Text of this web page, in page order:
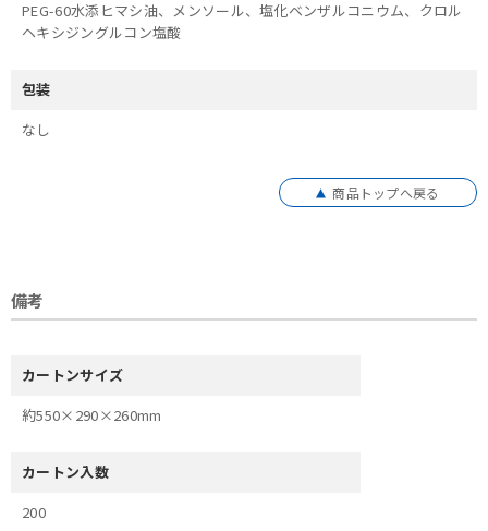
PEG-60水添ヒマシ油、メンソール、塩化ベンザルコニウム、クロル
ヘキシジングルコン塩酸
包装
なし
商品トップへ戻る
備考
カートンサイズ
約550×290×260mm
カートン入数
200